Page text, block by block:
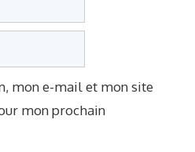
mon e-mail et mon site
mon prochain